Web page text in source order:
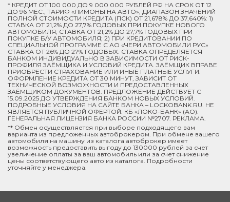
* КРЕДИТ ОТ 100 000 ДО 9 000 000 РУБЛЕЙ РФ НА СРОК ОТ 12
ДО 96 МЕС., ТАРИФ «ЛИМОНЫ НА АВТО», ДИАПАЗОН ЗНАЧЕНИЙ
ПОЛНОЙ СТОИМОСТИ КРЕДИТА (ПСК) ОТ 21,678% ДО 37,640%: 1)
СТАВКА ОТ 21,2% ДО 27,7% ГОДОВЫХ ПРИ ПОКУПКЕ НОВОГО
АВТОМОБИЛЯ; СТАВКА ОТ 21,2% ДО 27,7% ГОДОВЫХ ПРИ
ПОКУПКЕ Б/У АВТОМОБИЛЯ; 2) ПРИ КРЕДИТОВАНИИ ПО
СПЕЦИАЛЬНОЙ ПРОГРАММЕ C АО «ЧЕРИ АВТОМОБИЛИ РУС»
СТАВКА ОТ 26% ДО 27% ГОДОВЫХ. СТАВКА ОПРЕДЕЛЯЕТСЯ
БАНКОМ ИНДИВИДУАЛЬНО В ЗАВИСИМОСТИ ОТ РИСК-
ПРОФИЛЯ ЗАЁМЩИКА И УСЛОВИЙ КРЕДИТА. ЗАЁМЩИК ВПРАВЕ
ПРИОБРЕСТИ СТРАХОВАНИЕ ИЛИ ИНЫЕ ПЛАТНЫЕ УСЛУГИ.
ОФОРМЛЕНИЕ КРЕДИТА ОТ 30 МИНУТ, ЗАВИСИТ ОТ
ТЕХНИЧЕСКОЙ ВОЗМОЖНОСТИ И ПРЕДОСТАВЛЕННЫХ
ЗАЁМЩИКОМ ДОКУМЕНТОВ. ПРЕДЛОЖЕНИЕ ДЕЙСТВУЕТ С
15.09.2025 ДО УТВЕРЖДЕНИЯ БАНКОМ НОВЫХ УСЛОВИЙ.
ПОДРОБНЫЕ УСЛОВИЯ НА САЙТЕ БАНКА – LOCKOBANK.RU. НЕ
ЯВЛЯЕТСЯ ПУБЛИЧНОЙ ОФЕРТОЙ. КБ «ЛОКО-БАНК» (АО).
ГЕНЕРАЛЬНАЯ ЛИЦЕНЗИЯ БАНКА РОССИИ №2707. РЕКЛАМА.
** Обмен осуществляется при выборе подходящего вам
варианта из предложенных автоброкером. При обмене вашего
автомобиля на машину из каталога автоброкер имеет
возможность предоставить выгоду до 130000 рублей за счет
увеличение оплаты за ваш автомобиль или за счет снижение
цены соответствующего авто из каталога. Подробности
уточняйте у менеджера.